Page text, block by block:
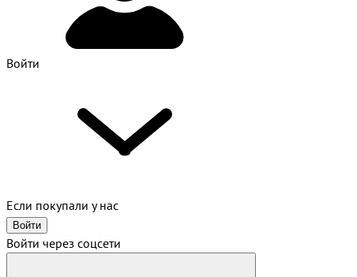
Войти
Если покупали у нас
Войти
Войти через соцсети